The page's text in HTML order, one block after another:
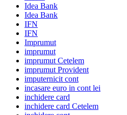
Idea Bank
Idea Bank
IFN
IFN
Imprumut
imprumut
imprumut Cetelem
imprumut Provident
imputernicit cont
incasare euro in cont lei
inchidere card
inchidere card Cetelem